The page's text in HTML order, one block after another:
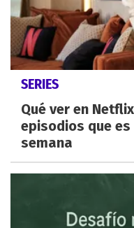
SERIES
Qué ver en
episodios que
semana